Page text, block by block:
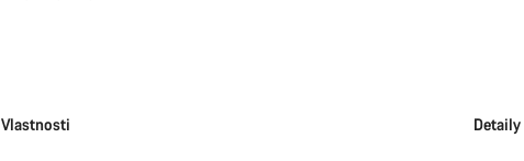
Vlastnosti Detaily